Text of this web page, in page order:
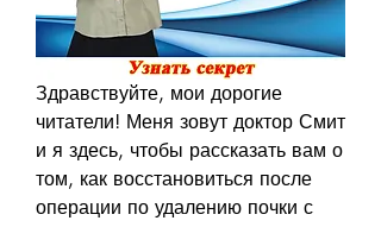
Здравствуйте, мои дорогие
читатели! Меня зовут доктор Смит
и я здесь, чтобы рассказать вам о
том, как восстановиться после
операции по удалению почки с